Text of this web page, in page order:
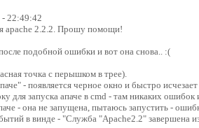
22:49:42
apache 2.2.2. Прошу помощи!
подобной ошибки и вот она снова.. :(
точка с перышком в трее).
- появляется черное окно и быстро
для запуска апаче в cmd - там никаких
- она не запущена, пытаюсь запустить -
в винде - "Служба "Apache2.2" завершена